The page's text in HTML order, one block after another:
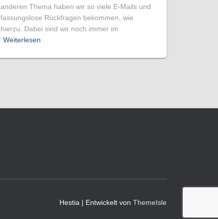
anderen Thema haben wir so viele E-Mails und
fassungslose Rückfragen bekommen, wie
hierzu. Dabei sind wir noch immer im
Weiterlesen
Hestia | Entwickelt von ThemeIsle